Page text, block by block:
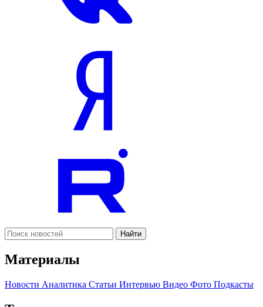
Найти
Материалы
Новости Аналитика Статьи Интервью Видео Фото Подкасты